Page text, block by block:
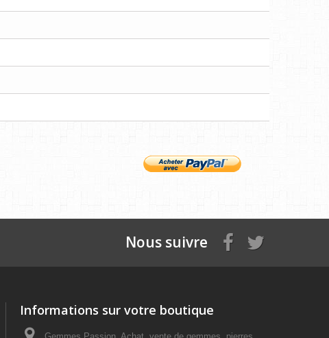
Nous suivre
Informations sur votre boutique